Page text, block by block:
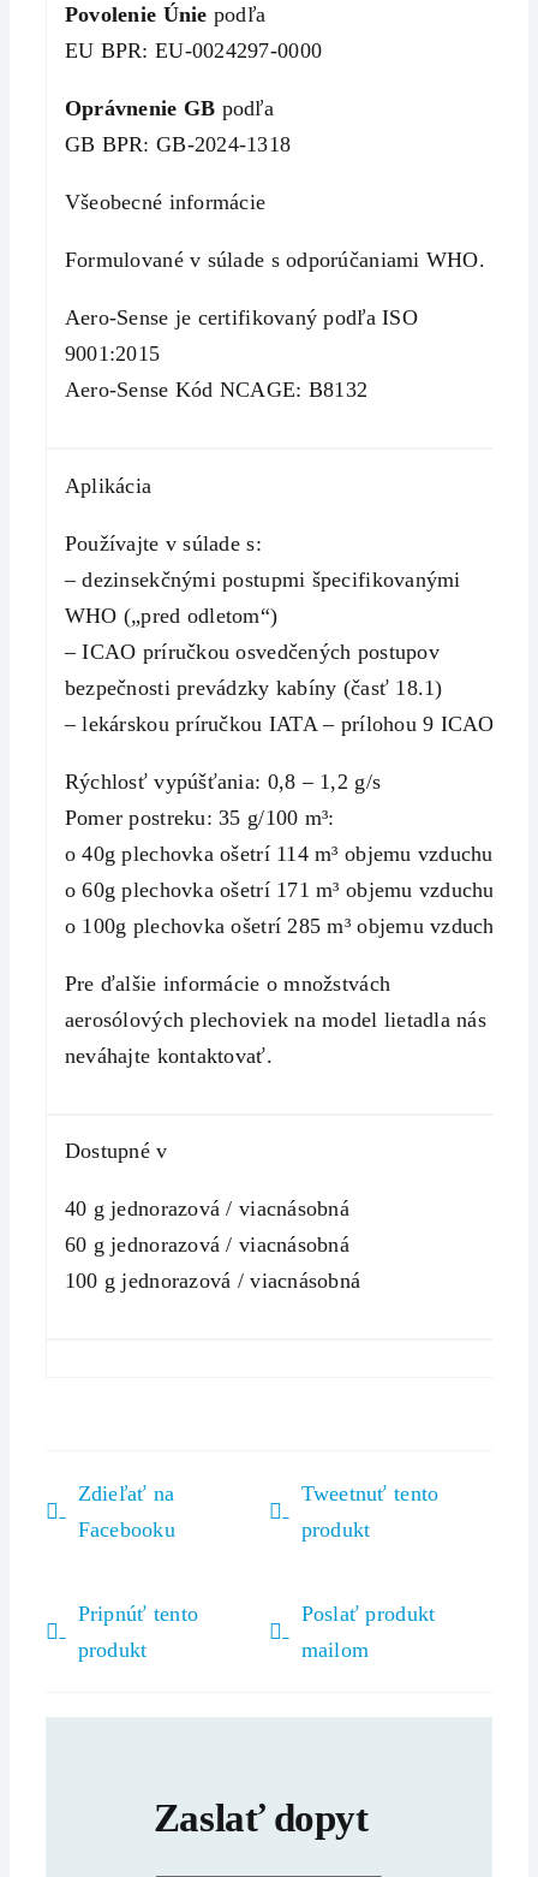
Povolenie Únie podľa
EU BPR: EU-0024297-0000
Oprávnenie GB podľa
GB BPR: GB-2024-1318
Všeobecné informácie
Formulované v súlade s odporúčaniami WHO.
Aero-Sense je certifikovaný podľa ISO
9001:2015
Aero-Sense Kód NCAGE: B8132
Aplikácia
Používajte v súlade s:
– dezinsekčnými postupmi špecifikovanými
WHO („pred odletom“)
– ICAO príručkou osvedčených postupov
bezpečnosti prevádzky kabíny (časť 18.1)
– lekárskou príručkou IATA – prílohou 9 ICAO
Rýchlosť vypúšťania: 0,8 – 1,2 g/s
Pomer postreku: 35 g/100 m³:
o 40g plechovka ošetrí 114 m³ objemu vzduchu
o 60g plechovka ošetrí 171 m³ objemu vzduchu
o 100g plechovka ošetrí 285 m³ objemu vzduchu
Pre ďalšie informácie o množstvách
aerosólových plechoviek na model lietadla nás
neváhajte kontaktovať.
Dostupné v
40 g jednorazová / viacnásobná
60 g jednorazová / viacnásobná
100 g jednorazová / viacnásobná
Zdieľať na
Facebooku
Tweetnuť tento
produkt
Pripnúť tento
produkt
Poslať produkt
mailom
Zaslať dopyt